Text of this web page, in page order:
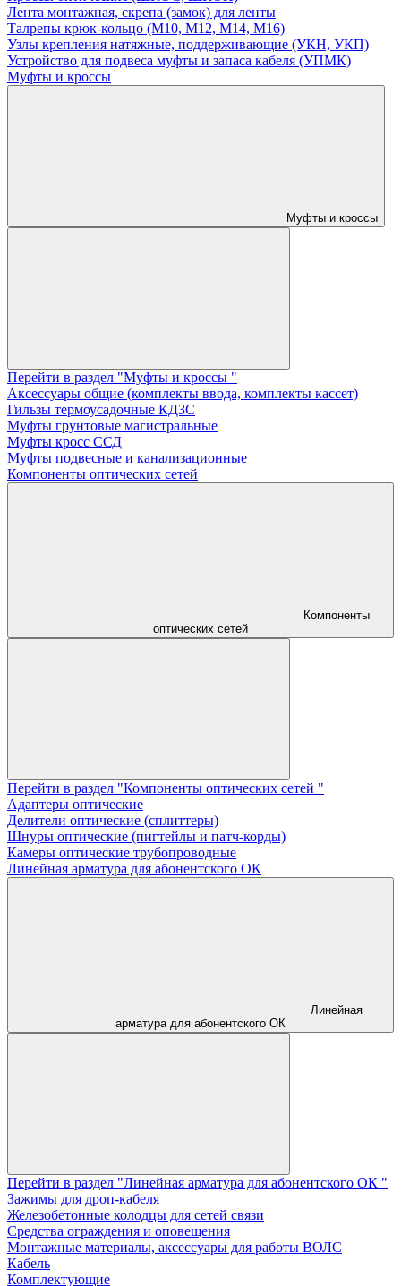
Лента монтажная, скрепа (замок) для ленты
Талрепы крюк-кольцо (М10, М12, М14, М16)
Узлы крепления натяжные, поддерживающие (УКН, УКП)
Устройство для подвеса муфты и запаса кабеля (УПМК)
Муфты и кроссы
Муфты и кроссы
Перейти в раздел "Муфты и кроссы "
Аксессуары общие (комплекты ввода, комплекты кассет)
Гильзы термоусадочные КДЗС
Муфты грунтовые магистральные
Муфты кросс ССД
Муфты подвесные и канализационные
Компоненты оптических сетей
Компоненты
оптических сетей
Перейти в раздел "Компоненты оптических сетей "
Адаптеры оптические
Делители оптические (сплиттеры)
Шнуры оптические (пигтейлы и патч-корды)
Камеры оптические трубопроводные
Линейная арматура для абонентского ОК
Линейная
арматура для абонентского ОК
Перейти в раздел "Линейная арматура для абонентского ОК "
Зажимы для дроп-кабеля
Железобетонные колодцы для сетей связи
Средства ограждения и оповещения
Монтажные материалы, аксессуары для работы ВОЛС
Кабель
Комплектующие